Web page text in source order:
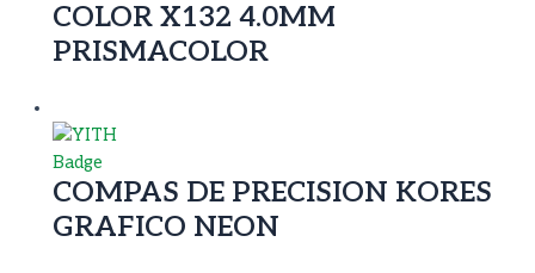
COLOR X132 4.0MM
PRISMACOLOR
COMPAS DE PRECISION KORES
GRAFICO NEON